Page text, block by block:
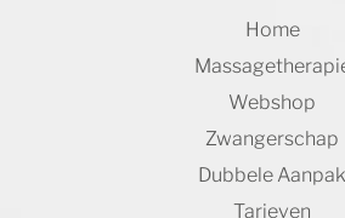
Home
Webshop
Zwangerschap
Dubbele Aanpak
Tarieven